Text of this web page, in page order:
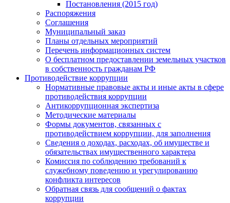
Постановления (2015 год)
Распоряжения
Соглашения
Муниципальный заказ
Планы отдельных мероприятий
Перечень информационных систем
О бесплатном предоставлении земельных участков
в собственность гражданам РФ
Противодействие коррупции
Нормативные правовые акты и иные акты в сфере
противодействия коррупции
Антикоррупционная экспертиза
Методические материалы
Формы документов, связанных с
противодействием коррупции, для заполнения
Сведения о доходах, расходах, об имуществе и
обязательствах имущественного характера
Комиссия по соблюдению требований к
служебному поведению и урегулированию
конфликта интересов
Обратная связь для сообщений о фактах
коррупции